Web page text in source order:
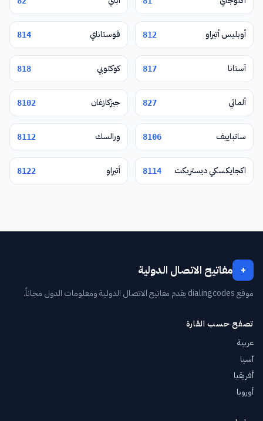
أوبليس أتيراو 812 قوستاناي 814
آستانا 817 كوكتوبي 818
ألماتي 827 جيزكازغان 8102
ساتباييف 8106 ورالسك 8112
اكجايكسكي ديستريكت 8114 أتيراو 8122
+ مفاتيح الاتصال الدولية
موقع dialingcodes يقدم مفاتيح الاتصال الدولية ومعلومات الدول مجاناً.
تصفح حسب القارة
عربية
آسيا
أفريقيا
أوروبا